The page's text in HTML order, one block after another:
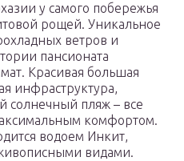
у самого побережья
рощей. Уникальное
ветров и
пансионата
Красивая большая
инфраструктура,
солнечный пляж – все
комфортом.
водоем Инкит,
видами.